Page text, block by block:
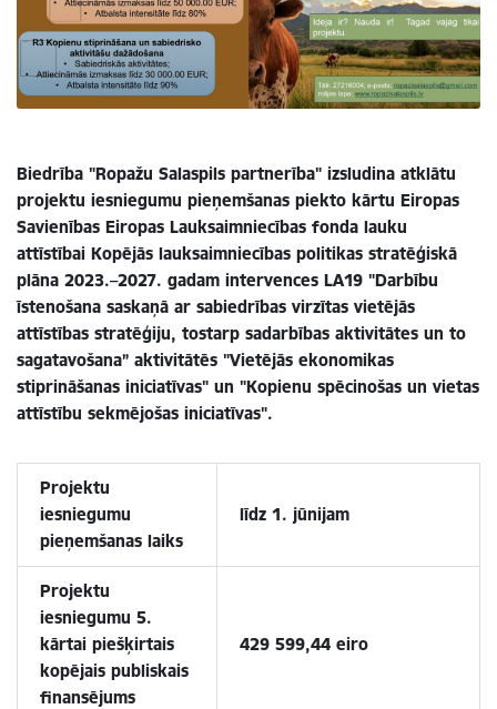
Biedrība "Ropažu Salaspils partnerība" izsludina atklātu
projektu iesniegumu pieņemšanas piekto kārtu Eiropas
Savienības Eiropas Lauksaimniecības fonda lauku
attīstībai Kopējās lauksaimniecības politikas stratēģiskā
plāna 2023.–2027. gadam intervences LA19 "Darbību
īstenošana saskaņā ar sabiedrības virzītas vietējās
attīstības stratēģiju, tostarp sadarbības aktivitātes un to
sagatavošana” aktivitātēs "Vietējās ekonomikas
stiprināšanas iniciatīvas" un "Kopienu spēcinošas un vietas
attīstību sekmējošas iniciatīvas".
Projektu
iesniegumu
pieņemšanas laiks
līdz 1. jūnijam
Projektu
iesniegumu 5.
kārtai piešķirtais
kopējais publiskais
finansējums
429 599,44 eiro